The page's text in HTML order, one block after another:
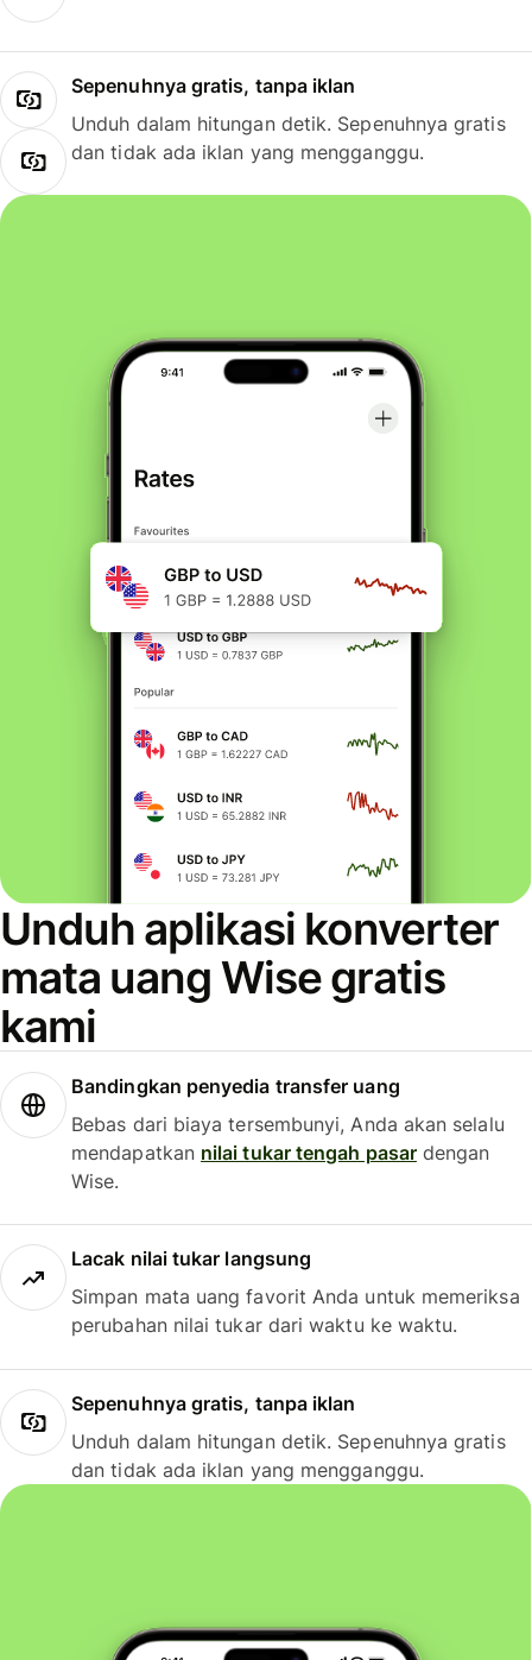
Sepenuhnya gratis, tanpa iklan
Unduh dalam hitungan detik. Sepenuhnya gratis
dan tidak ada iklan yang mengganggu.
Unduh aplikasi konverter
mata uang Wise gratis
kami
Bandingkan penyedia transfer uang
Bebas dari biaya tersembunyi, Anda akan selalu
mendapatkan nilai tukar tengah pasardengan
Wise.
Lacak nilai tukar langsung
Simpan mata uang favorit Anda untuk memeriksa
perubahan nilai tukar dari waktu ke waktu.
Sepenuhnya gratis, tanpa iklan
Unduh dalam hitungan detik. Sepenuhnya gratis
dan tidak ada iklan yang mengganggu.